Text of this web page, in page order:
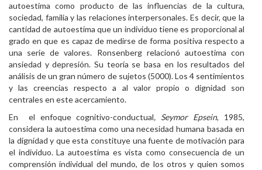
autoestima como producto de las influencias de la cultura,
sociedad, familia y las relaciones interpersonales. Es decir, que la
cantidad de autoestima que un individuo tiene es proporcional al
grado en que es capaz de medirse de forma positiva respecto a
una serie de valores. Ronsenberg relacionó autoestima con
ansiedad y depresión. Su teoría se basa en los resultados del
análisis de un gran número de sujetos (5000). Los 4 sentimientos
y las creencias respecto a al valor propio o dignidad son
centrales en este acercamiento.
En el enfoque cognitivo-conductual, Seymor Epsein, 1985,
considera la autoestima como una necesidad humana basada en
la dignidad y que esta constituye una fuente de motivación para
el individuo. La autoestima es vista como consecuencia de un
comprensión individual del mundo, de los otros y quien somos